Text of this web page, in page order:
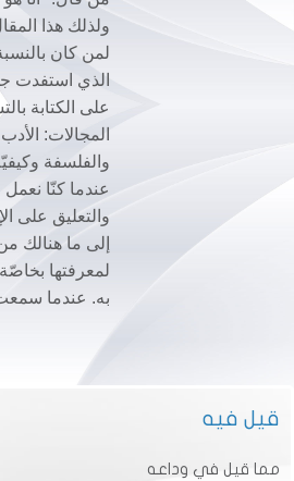
ولذلك هذا
لمن كان
الذي استفدت
على الكتابة
المجالات:
والفلسفة
عندما كنّا
والتعليق على
إلى ما هنالك
لمعرفتها
به. عندما
قيل فيه
مما قيل في وداعه